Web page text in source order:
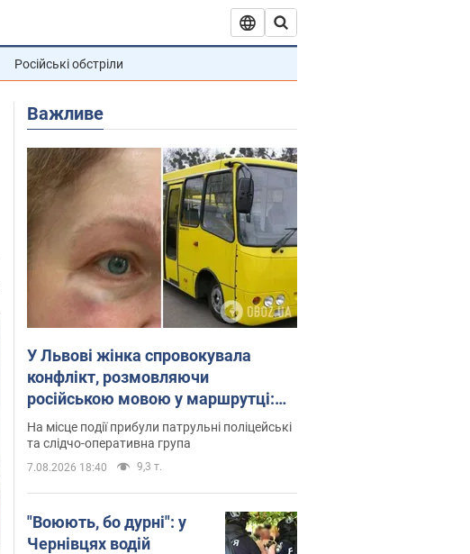
Російські обстріли
Важливе
У Львові жінка спровокувала
конфлікт, розмовляючи
російською мовою у маршрутці:
поліція склала адмінпротокол.
Відео
На місце події прибули патрульні поліцейські
та слідчо-оперативна група
7.08.2026 18:40 9,3 т.
"Воюють, бо дурні": у
Чернівцях водій